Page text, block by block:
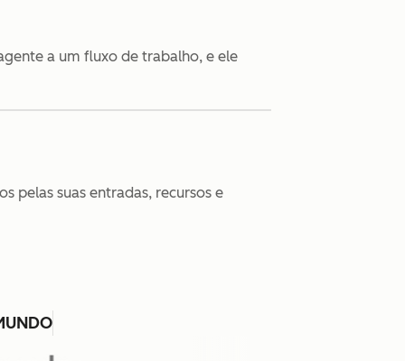
a um fluxo de trabalho, e ele
pelas suas entradas, recursos e